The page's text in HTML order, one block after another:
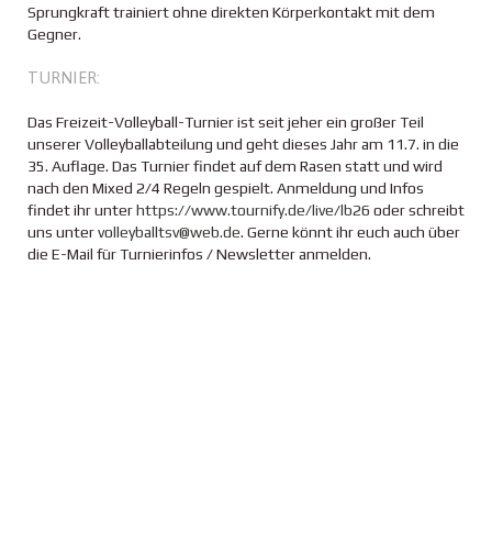
Sprungkraft trainiert ohne direkten Körperkontakt mit dem
Gegner.
TURNIER:
Das Freizeit-Volleyball-Turnier ist seit jeher ein großer Teil
unserer Volleyballabteilung und geht dieses Jahr am 11.7. in die
35. Auflage. Das Turnier findet auf dem Rasen statt und wird
nach den Mixed 2/4 Regeln gespielt. Anmeldung und Infos
findet ihr unterhttps://www.tournify.de/live/lb26 oder schreibt
uns untervolleyballtsv@web.de. Gerne könnt ihr euch auch über
die E-Mail für Turnierinfos / Newsletter anmelden.